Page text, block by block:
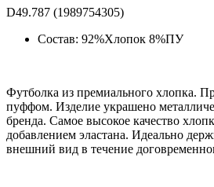
D49.787 (1989754305)
Состав: 92%Хлопок 8%ПУ
Футболка из премиального хлопка.
пуффом. Изделие украшено
бренда. Самое высокое качество
добавлением эластана. Идеально
внешний вид в течение